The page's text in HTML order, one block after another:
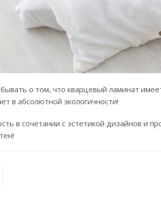
о том, что кварцевый ламинат
в абсолютной экологичности!
в сочетании с эстетикой дизайнов и